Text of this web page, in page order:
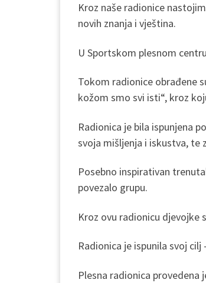
Kroz naše radionice
novih znanja i vještina.
U Sportskom plesnom
Tokom radionice obrađene
kožom smo svi isti“, kroz
Radionica je bila ispunjena
svoja mišljenja i iskustva, te
Posebno inspirativan
povezalo grupu.
Kroz ovu radionicu djevojke
Radionica je ispunila svoj
Plesna radionica